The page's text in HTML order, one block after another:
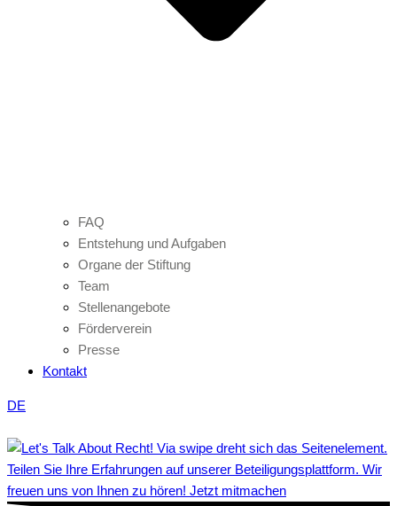
FAQ
Entstehung und Aufgaben
Organe der Stiftung
Team
Stellenangebote
Förderverein
Presse
Kontakt
DE
Teilen Sie Ihre Erfahrungen auf unserer Beteiligungsplattform. Wir
freuen uns von Ihnen zu hören! Jetzt mitmachen